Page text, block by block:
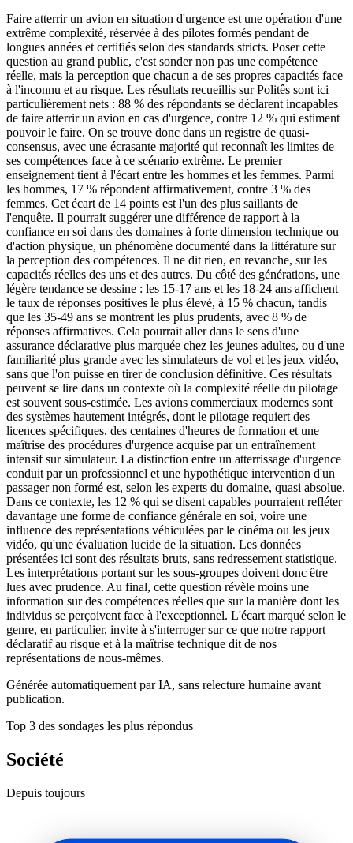
Faire atterrir un avion en situation d'urgence est une opération d'une
extrême complexité, réservée à des pilotes formés pendant de
longues années et certifiés selon des standards stricts. Poser cette
question au grand public, c'est sonder non pas une compétence
réelle, mais la perception que chacun a de ses propres capacités face
à l'inconnu et au risque. Les résultats recueillis sur Politês sont ici
particulièrement nets : 88 % des répondants se déclarent incapables
de faire atterrir un avion en cas d'urgence, contre 12 % qui estiment
pouvoir le faire. On se trouve donc dans un registre de quasi-
consensus, avec une écrasante majorité qui reconnaît les limites de
ses compétences face à ce scénario extrême. Le premier
enseignement tient à l'écart entre les hommes et les femmes. Parmi
les hommes, 17 % répondent affirmativement, contre 3 % des
femmes. Cet écart de 14 points est l'un des plus saillants de
l'enquête. Il pourrait suggérer une différence de rapport à la
confiance en soi dans des domaines à forte dimension technique ou
d'action physique, un phénomène documenté dans la littérature sur
la perception des compétences. Il ne dit rien, en revanche, sur les
capacités réelles des uns et des autres. Du côté des générations, une
légère tendance se dessine : les 15-17 ans et les 18-24 ans affichent
le taux de réponses positives le plus élevé, à 15 % chacun, tandis
que les 35-49 ans se montrent les plus prudents, avec 8 % de
réponses affirmatives. Cela pourrait aller dans le sens d'une
assurance déclarative plus marquée chez les jeunes adultes, ou d'une
familiarité plus grande avec les simulateurs de vol et les jeux vidéo,
sans que l'on puisse en tirer de conclusion définitive. Ces résultats
peuvent se lire dans un contexte où la complexité réelle du pilotage
est souvent sous-estimée. Les avions commerciaux modernes sont
des systèmes hautement intégrés, dont le pilotage requiert des
licences spécifiques, des centaines d'heures de formation et une
maîtrise des procédures d'urgence acquise par un entraînement
intensif sur simulateur. La distinction entre un atterrissage d'urgence
conduit par un professionnel et une hypothétique intervention d'un
passager non formé est, selon les experts du domaine, quasi absolue.
Dans ce contexte, les 12 % qui se disent capables pourraient refléter
davantage une forme de confiance générale en soi, voire une
influence des représentations véhiculées par le cinéma ou les jeux
vidéo, qu'une évaluation lucide de la situation. Les données
présentées ici sont des résultats bruts, sans redressement statistique.
Les interprétations portant sur les sous-groupes doivent donc être
lues avec prudence. Au final, cette question révèle moins une
information sur des compétences réelles que sur la manière dont les
individus se perçoivent face à l'exceptionnel. L'écart marqué selon le
genre, en particulier, invite à s'interroger sur ce que notre rapport
déclaratif au risque et à la maîtrise technique dit de nos
représentations de nous-mêmes.
Générée automatiquement par IA, sans relecture humaine avant
publication.
Top 3 des sondages les plus répondus
Société
Depuis toujours